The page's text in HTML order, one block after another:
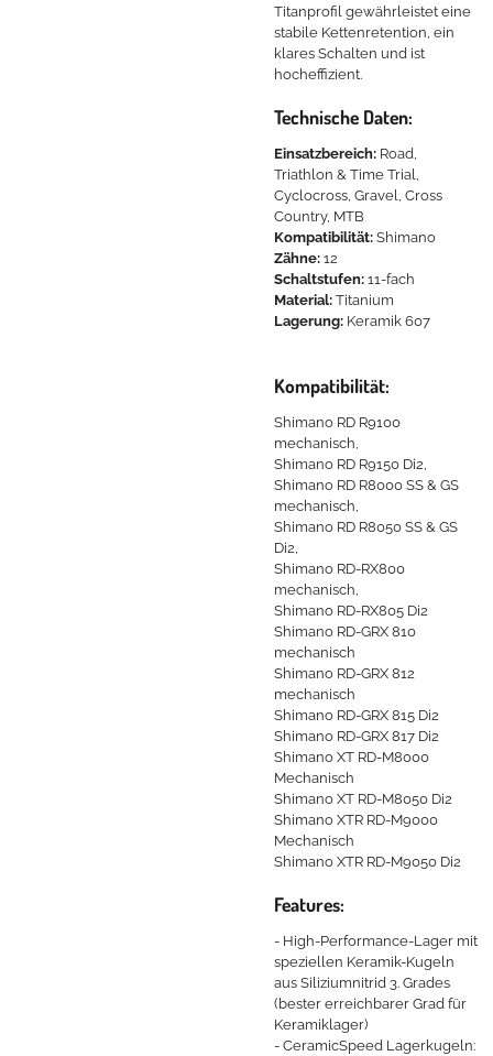
Titanprofil gewährleistet eine
stabile Kettenretention, ein
klares Schalten und ist
hocheffizient.
Technische Daten:
Einsatzbereich: Road,
Triathlon & Time Trial,
Cyclocross, Gravel, Cross
Country, MTB
Kompatibilität: Shimano
Zähne: 12
Schaltstufen: 11-fach
Material: Titanium
Lagerung: Keramik 607
Kompatibilität:
Shimano RD R9100
mechanisch,
Shimano RD R9150 Di2,
Shimano RD R8000 SS & GS
mechanisch,
Shimano RD R8050 SS & GS
Di2,
Shimano RD-RX800
mechanisch,
Shimano RD-RX805 Di2
Shimano RD-GRX 810
mechanisch
Shimano RD-GRX 812
mechanisch
Shimano RD-GRX 815 Di2
Shimano RD-GRX 817 Di2
Shimano XT RD-M8000
Mechanisch
Shimano XT RD-M8050 Di2
Shimano XTR RD-M9000
Mechanisch
Shimano XTR RD-M9050 Di2
Features:
- High-Performance-Lager mit
speziellen Keramik-Kugeln
aus Siliziumnitrid 3. Grades
(bester erreichbarer Grad für
Keramiklager)
- CeramicSpeed Lagerkugeln: